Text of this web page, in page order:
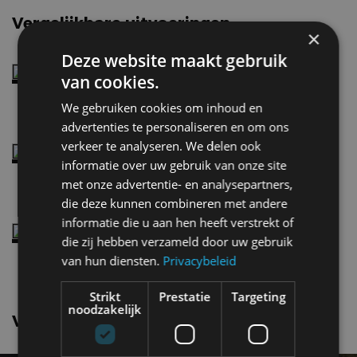
Vergelijkbare uitvoeringen
Volkswagen Passat1.4 TSI
Volkswagen Passat1.4 TSI ACT
150 pk
Volkswagen Passat2.0 TSI
4Motion
Volkswagen Passat nieuws
×
Deze website maakt gebruik
van cookies.
We gebruiken cookies om inhoud en
advertenties te personaliseren en om ons
verkeer te analyseren. We delen ook
informatie over uw gebruik van onze site
met onze advertentie- en analysepartners,
die deze kunnen combineren met andere
informatie die u aan hen heeft verstrekt of
die zij hebben verzameld door uw gebruik
van hun diensten. Privacybeleid
Strikt
noodzakelijk
Prestatie Targeting